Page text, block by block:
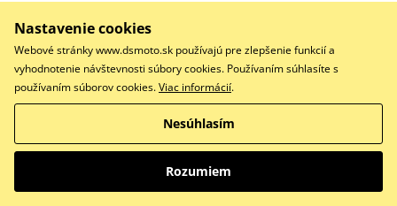
119,01 €
Do košíka
Hydraulický zvedák (panenka) 20 t (krátký typ) zdvih
Nastavenie cookies
Webové stránky www.dsmoto.sk používajú pre zlepšenie funkcií a
vyhodnotenie návštevnosti súbory cookies. Používaním súhlasíte s
používaním súborov cookies.Viac informácií.
Nesúhlasím
Rozumiem